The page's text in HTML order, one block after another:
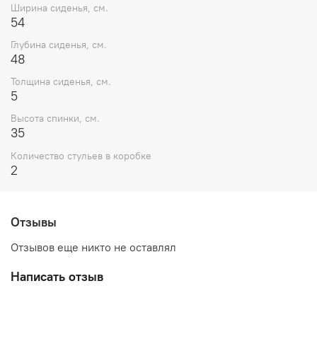
Ширина сиденья, см.
54
Глубина сиденья, см.
48
Толщина сиденья, см.
5
Высота спинки, см.
35
Количество стульев в коробке
2
Отзывы
Отзывов еще никто не оставлял
Написать отзыв